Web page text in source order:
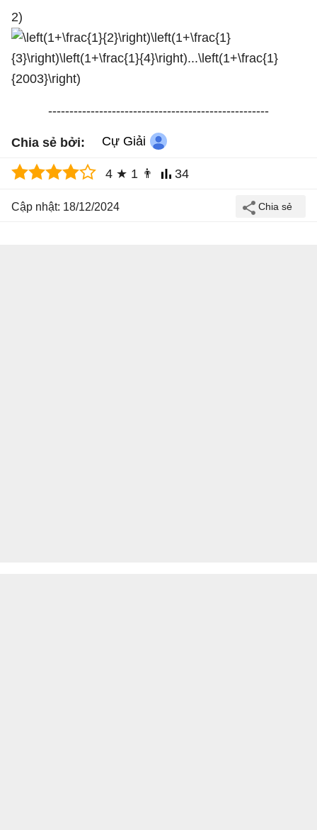
2)
----------------------------------------------------
Chia sẻ bởi: Cự Giải
4 ★ 1 👨 34
Cập nhật: 18/12/2024